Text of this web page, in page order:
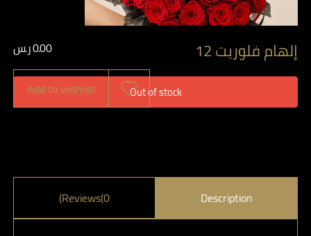
إلهام فلوريت 12 0.00ر.س
Out of stock
Add to wishlist
Description
Reviews(0)